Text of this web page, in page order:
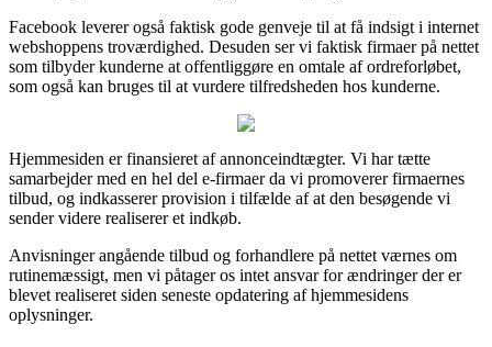
Facebook leverer også faktisk gode genveje til at få indsigt i internet
webshoppens troværdighed. Desuden ser vi faktisk firmaer på nettet
som tilbyder kunderne at offentliggøre en omtale af ordreforløbet,
som også kan bruges til at vurdere tilfredsheden hos kunderne.
Hjemmesiden er finansieret af annonceindtægter. Vi har tætte
samarbejder med en hel del e-firmaer da vi promoverer firmaernes
tilbud, og indkasserer provision i tilfælde af at den besøgende vi
sender videre realiserer et indkøb.
Anvisninger angående tilbud og forhandlere på nettet værnes om
rutinemæssigt, men vi påtager os intet ansvar for ændringer der er
blevet realiseret siden seneste opdatering af hjemmesidens
oplysninger.